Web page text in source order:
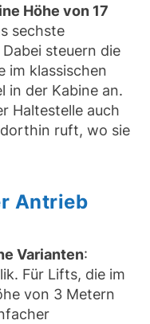
Höhe von 17
sechste
steuern die
im klassischen
in der Kabine an.
Haltestelle auch
ruft, wo sie
Antrieb
Varianten:
Für Lifts, die im
von 3 Metern